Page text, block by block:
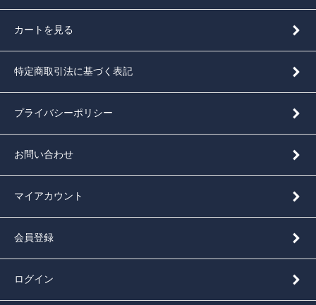
カートを見る
特定商取引法に基づく表記
プライバシーポリシー
お問い合わせ
マイアカウント
会員登録
ログイン